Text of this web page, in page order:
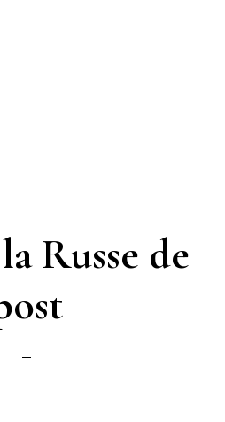
Russe de